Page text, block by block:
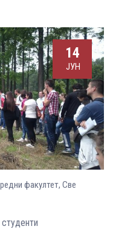
14
ЈУН
факултет, Све